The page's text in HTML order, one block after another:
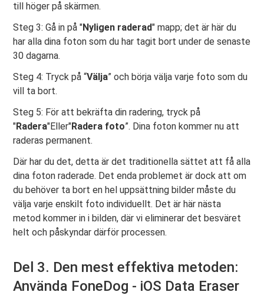
till höger på skärmen.
Steg 3: Gå in på "Nyligen raderad" mapp; det är här du
har alla dina foton som du har tagit bort under de senaste
30 dagarna.
Steg 4: Tryck på “Välja” och börja välja varje foto som du
vill ta bort.
Steg 5: För att bekräfta din radering, tryck på
"Radera"Eller"Radera foto”. Dina foton kommer nu att
raderas permanent.
Där har du det, detta är det traditionella sättet att få alla
dina foton raderade. Det enda problemet är dock att om
du behöver ta bort en hel uppsättning bilder måste du
välja varje enskilt foto individuellt. Det är här nästa
metod kommer in i bilden, där vi eliminerar det besväret
helt och påskyndar därför processen.
Del 3. Den mest effektiva metoden:
Använda FoneDog - iOS Data Eraser